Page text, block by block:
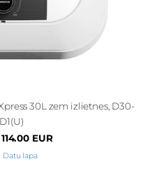
30L zem izlietnes, D30-
114.00 EUR
Datu lapa